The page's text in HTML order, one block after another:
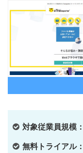
対象従業員規模
無料トライアル